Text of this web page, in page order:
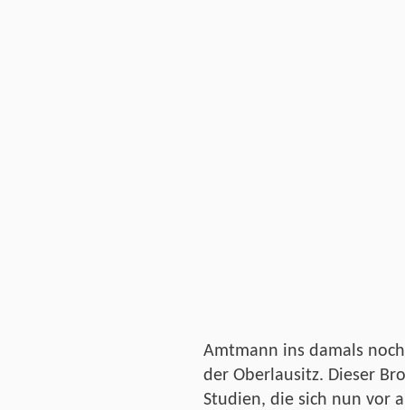
Amtmann ins damals
der Oberlausitz. Dieser
Studien, die sich nun vor